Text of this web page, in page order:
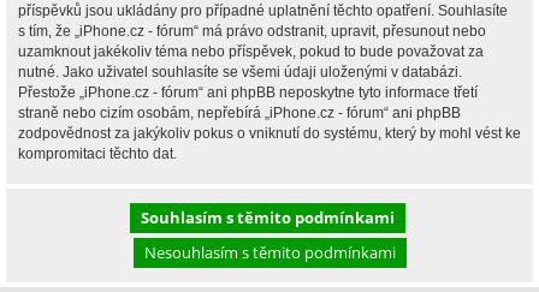
příspěvků jsou ukládány pro případné uplatnění těchto opatření. Souhlasíte
s tím, že „iPhone.cz - fórum“ má právo odstranit, upravit, přesunout nebo
uzamknout jakékoliv téma nebo příspěvek, pokud to bude považovat za
nutné. Jako uživatel souhlasíte se všemi údaji uloženými v databázi.
Přestože „iPhone.cz - fórum“ ani phpBB neposkytne tyto informace třetí
straně nebo cizím osobám, nepřebírá „iPhone.cz - fórum“ ani phpBB
zodpovědnost za jakýkoliv pokus o vniknutí do systému, který by mohl vést ke
kompromitaci těchto dat.